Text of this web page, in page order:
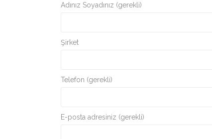
Adınız Soyadınız (gerekli)
Şirket
Telefon (gerekli)
E-posta adresiniz (gerekli)